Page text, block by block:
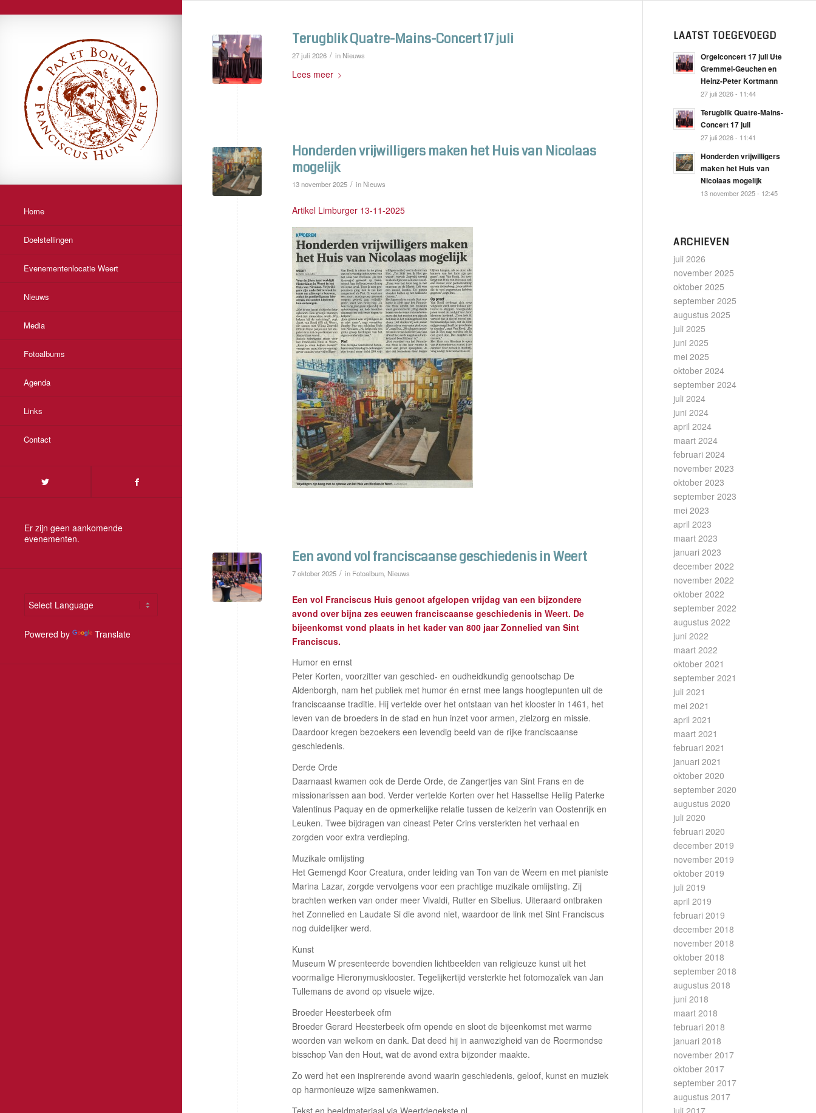
Home
Doelstellingen
Evenementenlocatie Weert
Nieuws
Media
Fotoalbums
Agenda
Links
Contact
Er zijn geen aankomende
evenementen.
Powered by Translate
Terugblik Quatre-Mains-Concert 17 juli
27 juli 2026 / in Nieuws
Lees meer
Honderden vrijwilligers maken het Huis van Nicolaas
mogelijk
13 november 2025 / in Nieuws
Artikel Limburger 13-11-2025
Een avond vol franciscaanse geschiedenis in Weert
7 oktober 2025 / in Fotoalbum Nieuws
Een vol Franciscus Huis genoot afgelopen vrijdag van een bijzondere
avond over bijna zes eeuwen franciscaanse geschiedenis in Weert. De
bijeenkomst vond plaats in het kader van 800 jaar Zonnelied van Sint
Franciscus.
Humor en ernst
Peter Korten, voorzitter van geschied- en oudheidkundig genootschap De
Aldenborgh, nam het publiek met humor én ernst mee langs hoogtepunten uit de
franciscaanse traditie. Hij vertelde over het ontstaan van het klooster in 1461, het
leven van de broeders in de stad en hun inzet voor armen, zielzorg en missie.
Daardoor kregen bezoekers een levendig beeld van de rijke franciscaanse
geschiedenis.
Derde Orde
Daarnaast kwamen ook de Derde Orde, de Zangertjes van Sint Frans en de
missionarissen aan bod. Verder vertelde Korten over het Hasseltse Heilig Paterke
Valentinus Paquay en de opmerkelijke relatie tussen de keizerin van Oostenrijk en
Leuken. Twee bijdragen van cineast Peter Crins versterkten het verhaal en
zorgden voor extra verdieping.
Muzikale omlijsting
Het Gemengd Koor Creatura, onder leiding van Ton van de Weem en met pianiste
Marina Lazar, zorgde vervolgens voor een prachtige muzikale omlijsting. Zij
brachten werken van onder meer Vivaldi, Rutter en Sibelius. Uiteraard ontbraken
het Zonnelied en Laudate Si die avond niet, waardoor de link met Sint Franciscus
nog duidelijker werd.
Kunst
Museum W presenteerde bovendien lichtbeelden van religieuze kunst uit het
voormalige Hieronymusklooster. Tegelijkertijd versterkte het fotomozaïek van Jan
Tullemans de avond op visuele wijze.
Broeder Heesterbeek ofm
Broeder Gerard Heesterbeek ofm opende en sloot de bijeenkomst met warme
woorden van welkom en dank. Dat deed hij in aanwezigheid van de Roermondse
bisschop Van den Hout, wat de avond extra bijzonder maakte.
Zo werd het een inspirerende avond waarin geschiedenis, geloof, kunst en muziek
op harmonieuze wijze samenkwamen.
Tekst en beeldmateriaal via Weertdegekste.nl
LAATST TOEGEVOEGD
Orgelconcert 17 juli Ute
Gremmel-Geuchen en
Heinz-Peter Kortmann
27 juli 2026 - 11:44
Terugblik Quatre-Mains-
Concert 17 juli
27 juli 2026 - 11:41
Honderden vrijwilligers
maken het Huis van
Nicolaas mogelijk
13 november 2025 - 12:45
ARCHIEVEN
juli 2026
november 2025
oktober 2025
september 2025
augustus 2025
juli 2025
juni 2025
mei 2025
oktober 2024
september 2024
juli 2024
juni 2024
april 2024
maart 2024
februari 2024
november 2023
oktober 2023
september 2023
mei 2023
april 2023
maart 2023
januari 2023
december 2022
november 2022
oktober 2022
september 2022
augustus 2022
juni 2022
maart 2022
oktober 2021
september 2021
juli 2021
mei 2021
april 2021
maart 2021
februari 2021
januari 2021
oktober 2020
september 2020
augustus 2020
juli 2020
februari 2020
december 2019
november 2019
oktober 2019
juli 2019
april 2019
februari 2019
december 2018
november 2018
oktober 2018
september 2018
augustus 2018
juni 2018
maart 2018
februari 2018
januari 2018
november 2017
oktober 2017
september 2017
augustus 2017
juli 2017